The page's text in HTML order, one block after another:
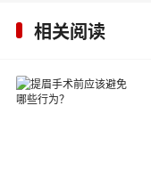
相关阅读